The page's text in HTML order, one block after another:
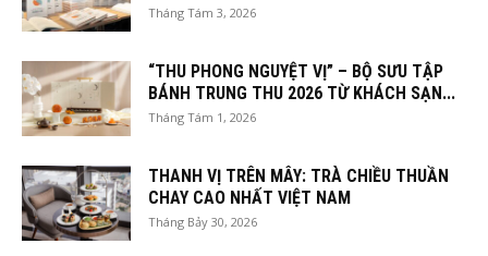
Tháng Tám 3, 2026
“THU PHONG NGUYỆT VỊ” – BỘ SƯU TẬP
BÁNH TRUNG THU 2026 TỪ KHÁCH SẠN...
Tháng Tám 1, 2026
THANH VỊ TRÊN MÂY: TRÀ CHIỀU THUẦN
CHAY CAO NHẤT VIỆT NAM
Tháng Bảy 30, 2026